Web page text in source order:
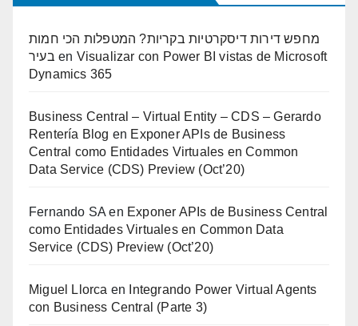
מחפש דירות דיסקרטיות בקריות? המטפלות הכי חמות
בעיר en Visualizar con Power BI vistas de Microsoft
Dynamics 365
Business Central – Virtual Entity – CDS – Gerardo
Rentería Blog en Exponer APIs de Business
Central como Entidades Virtuales en Common
Data Service (CDS) Preview (Oct’20)
Fernando SA en Exponer APIs de Business Central
como Entidades Virtuales en Common Data
Service (CDS) Preview (Oct’20)
Miguel Llorca en
Integrando Power Virtual Agents
con Business Central (Parte 3)